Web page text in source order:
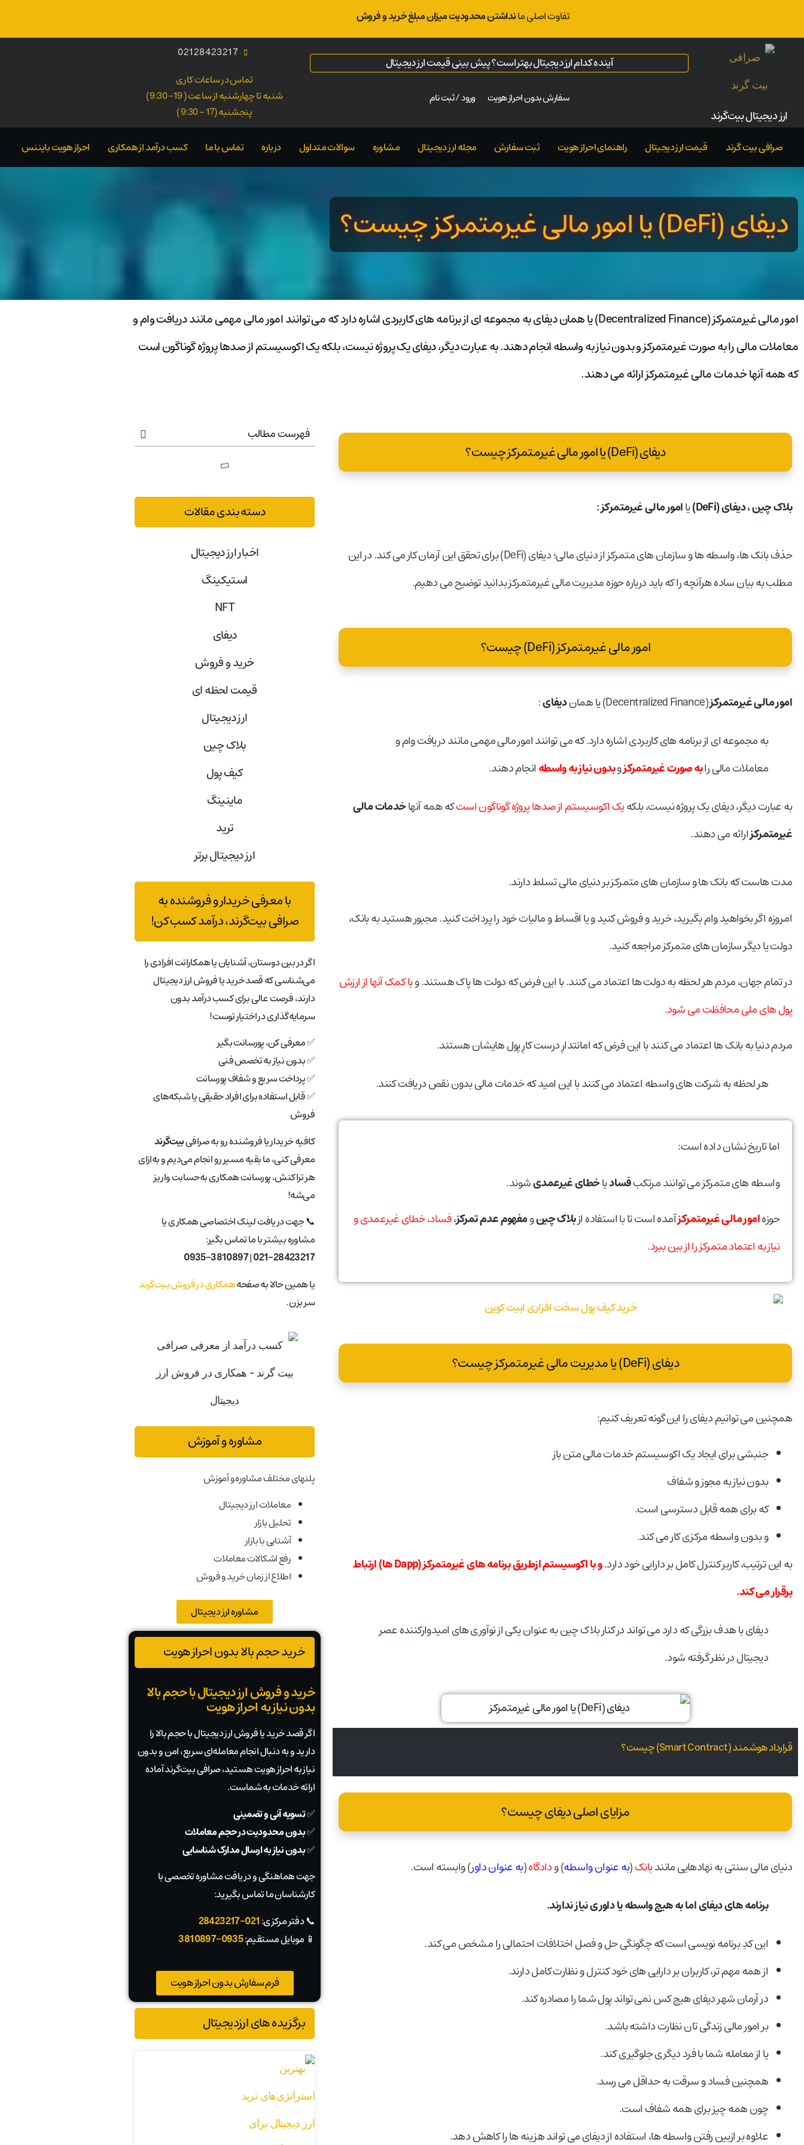
تفاوت اصلی مانداشتن محدودیت میزان مبلغ خرید و فروش
ارز‌ دیجیتال بیت‌گرند
آینده کدام ارز دیجیتال بهتر است؟ پیش بینی قیمت ارز دیجیتال
سفارش بدون احراز هویت ورود / ثبت نام
02128423217
تماس در ساعات کاری
شنبه تا چهارشنبه از ساعت ( 19- 9:30 )
پنجشنبه (17 - 9:30 )
صرافی بیت گرند قیمت ارز دیجیتال راهنمای احراز هویت ثبت سفارش مجله ارز دیجیتال مشاوره سوالات متداول درباره تماس با ما کسب درآمد از همکاری احراز هویت بایننس
دیفای (DeFi) یا امور مالی غیرمتمرکز چیست؟
امور مالی غیرمتمرکز (Decentralized Finance) یا همان دیفای به مجموعه ای از برنامه های کاربردی اشاره دارد که می توانند امور مالی مهمی مانند دریافت وام و
معاملات مالی را به صورت غیرمتمرکز و بدون نیاز به واسطه انجام دهند. به عبارت دیگر، دیفای یک پروژه نیست، بلکه یک اکوسیستم از صدها پروژه گوناگون است
که همه آنها خدمات مالی غیرمتمرکز ارائه می دهند.
دیفای (DeFi) یا امور مالی غیرمتمرکز چیست؟
بلاک چین ، دیفای (DeFi) یاامور مالی غیرمتمرکز :
حذف بانک ها، واسطه ها و سازمان های متمرکز از دنیای مالی؛ دیفای (DeFi) برای تحقق این آرمان کار می کند. در این
مطلب به بیان ساده هرآنچه را که باید درباره حوزه مدیریت مالی غیرمتمرکز بدانید توضیح می دهیم.
امور مالی غیرمتمرکز (DeFi) چیست؟
امور مالی غیرمتمرکز(Decentralized Finance) یا همان دیفای:
به مجموعه ای از برنامه های کاربردی اشاره دارد. که می توانند امور مالی مهمی مانند دریافت وام و
معاملات مالی رابه صورت غیرمتمرکزوبدون نیاز به واسطهانجام دهند.
به عبارت دیگر، دیفای یک پروژه نیست، بلکهیک اکوسیستم از صدها پروژه گوناگون استکه همه آنهاخدمات مالی
غیرمتمرکزارائه می دهند.
مدت هاست که بانک ها و سازمان های متمرکز بر دنیای مالی تسلط دارند.
امروزه اگر بخواهید وام بگیرید، خرید و فروش کنید و یا اقساط و مالیات خود را پرداخت کنید. مجبور هستید به بانک،
دولت یا دیگر سازمان های متمرکز مراجعه کنید.
در تمام جهان، مردم هر لحظه به دولت ها اعتماد می کنند. با این فرض که دولت ها پاک هستند. وبا کمک آنها از ارزش
پول های ملی محافظت می شود.
مردم دنیا به بانک ها اعتماد می کنند با این فرض که امانتدارِ درست کارِ پول هایشان هستند.
هر لحظه به شرکت های واسطه اعتماد می کنند با این امید که خدمات مالی بدون نقص دریافت کنند.
اما تاریخ نشان داده است:
واسطه های متمرکز می توانند مرتکبفسادیاخطای غیرعمدیشوند.
حوزهامور مالی غیرمتمرکزآمده است تا با استفاده ازبلاک چینومفهوم عدم تمرکز،فساد، خطای غیرعمدی و
نیاز به اعتماد متمرکز را از بین ببرد.
دیفای (DeFi) یا مدیریت مالی غیرمتمرکز چیست؟
همچنین می توانیم دیفای را این گونه تعریف کنیم:
جنبشی برای ایجاد یک اکوسیستم خدمات مالی متن باز
بدون نیاز به مجوز و شفاف
که برای همه قابل دسترسی است.
و بدون واسطه مرکزی کار می کند.
به این ترتیب، کاربر کنترل کامل بر دارایی خود دارد.
و با اکوسیستم ازطریق برنامه های غیرمتمرکز (Dapp ها) ارتباط
برقرار می کند.
دیفای با هدف بزرگی که دارد می تواند در کنار بلاک چین به عنوان یکی از نوآوری های امیدوارکننده عصر
دیجیتال در نظر گرفته شود.
قرارداد هوشمند (Smart Contract) چیست؟
مزایای اصلی دیفای چیست؟
دنیای مالی سنتی به نهادهایی مانندبانک(به عنوان واسطه) ودادگاه(به عنوان داور) وابسته است.
برنامه های دیفای اما به هیچ واسطه یا داوری نیاز ندارند.
این کدِ برنامه نویسی است که چگونگی حل و فصل اختلافات احتمالی را مشخص می کند.
از همه مهم تر، کاربران بر دارایی های خود کنترل و نظارت کامل دارند.
در آرمان شهر دیفای هیچ کس نمی تواند پول شما را مصادره کند.
بر امور مالی زندگی تان نظارت داشته باشد.
یا از معامله شما با فرد دیگری جلوگیری کند.
همچنین فساد و سرقت به حداقل می رسد.
چون همه چیز برای همه شفاف است.
علاوه بر ازبین رفتن واسطه ها، استفاده از دیفای می تواند هزینه ها را کاهش دهد.
فهرست مطالب
دسته بندی مقالات
اخبار ارز دیجیتال
استیکینگ
NFT
دیفای
خرید و فروش
قیمت لحظه ای
ارز دیجیتال
بلاک‌ چین
کیف پول
ماینینگ
ترید
ارز دیجیتال برتر
با معرفی خریدار و فروشنده به
صرافی بیت‌گرند، درآمد کسب کن!
اگر در بین دوستان، آشنایان یا همکارانت افرادی را
می‌شناسی که قصد خرید یا فروش ارز دیجیتال
دارند، فرصت عالی برای کسب درآمد بدون
سرمایه‌گذاری در اختیار توست!
✅ معرفی کن، پورسانت بگیر
✅ بدون نیاز به تخصص فنی
✅ پرداخت سریع و شفاف پورسانت
✅ قابل استفاده برای افراد حقیقی یا شبکه‌های
فروش
کافیه خریدار یا فروشنده رو به صرافیبیت‌گرند
معرفی کنی، ما بقیه مسیر رو انجام می‌دیم و به‌ازای
هر تراکنش، پورسانت همکاری به‌حسابت واریز
می‌شه!
📞 جهت دریافت لینک اختصاصی همکاری یا
مشاوره بیشتر با ما تماس بگیر:
021-28423217
|
0935-3810897
یا همین حالا به صفحههمکاری در فروش بیت‌گرند
سر بزن.
مشاوره و آموزش
پلنهای مختلف مشاوره و آموزش
معاملات ارز دیجیتال
تحلیل بازار
آشنایی با بازار
رفع اشکالات معاملات
اطلاع از زمان خرید و فروش
مشاوره ارز دیجیتال
خرید حجم بالا بدون احراز هویت
خرید و فروش ارز دیجیتال با حجم بالا
بدون نیاز به احراز هویت
اگر قصد خرید یا فروش ارز دیجیتال با حجم بالا را
دارید و به دنبال انجام معامله‌ای سریع، امن و بدون
نیاز به احراز هویت هستید، صرافی بیت‌گرند آماده
ارائه خدمات به شماست.
✅تسویه آنی و تضمینی
✅بدون محدودیت در حجم معاملات
✅بدون نیاز به ارسال مدارک شناسایی
جهت هماهنگی و دریافت مشاوره تخصصی با
کارشناسان ما تماس بگیرید:
📞 دفتر مرکزی:021-28423217
📱 موبایل مستقیم:0935-3810897
فرم سفارش بدون احراز هویت
برگزیده های ارزدیجیتال